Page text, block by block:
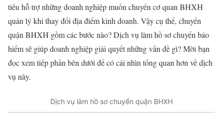
tiêu hỗ trợ những doanh nghiệp muốn chuyển cơ quan BHXH
quản lý khi thay đổi địa điểm kinh doanh. Vậy cụ thể, chuyển
quận BHXH gồm các bước nào? Dịch vụ làm hồ sơ chuyển bảo
hiểm sẽ giúp doanh nghiệp giải quyết những vấn đề gì? Mời bạn
đọc xem tiếp phần bên dưới để có cái nhìn tổng quan hơn về dịch
vụ này.
Dịch vụ làm hồ sơ chuyển quận BHXH